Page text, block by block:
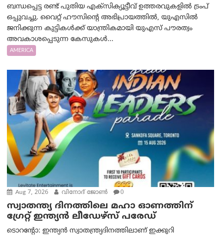
ബന്ധപ്പെട്ട രണ്ട് പുതിയ എക്സിക്യൂട്ടീവ് ഉത്തരവുകളിൽ ട്രംപ്
ഒപ്പുവച്ചു. വൈറ്റ് ഹൗസിന്റെ അഭിപ്രായത്തിൽ, യുഎസിൽ
ജനിക്കുന്ന കുട്ടികൾക്ക് യാന്ത്രികമായി യുഎസ് പൗരത്വം
അവകാശപ്പെടുന്ന കേസുകൾ...
AMERICA
Aug 7, 2026 വിനോദ് ജോൺ 0
സ്വാതന്ത്യ ദിനത്തിലെ മഹാ ഓണത്തിന്
ഗ്രേറ്റ് ഇന്ത്യൻ ലീഡേഴ്സ് പരേഡ്
ടൊറന്റോ: ഇന്ത്യൻ സ്വാതന്ത്ര്യദിനത്തിലാണ് ഇക്കുറി